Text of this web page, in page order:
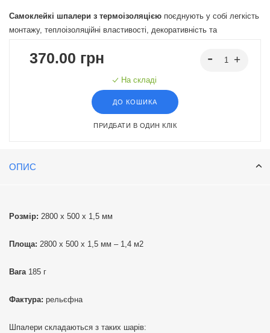
Самоклейкі шпалери з термоізоляцією поєднують у собі легкість
монтажу, теплоізоляційні властивості, декоративність та
привабливим вибором для приміщень різного призначення.
370.00 грн
На складі
ДО КОШИКА
ПРИДБАТИ В ОДИН КЛІК
ОПИС
Розмір: 2800 х 500 х 1,5 мм
Площа: 2800 х 500 х 1,5 мм – 1,4 м2
Вага 185 г
Фактура: рельєфна
Шпалери складаються з таких шарів: